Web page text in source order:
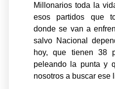
Millonarios toda la
esos partidos que
donde se van a
salvo Nacional
hoy, que tienen 38
peleando la punta y
nosotros a buscar ese